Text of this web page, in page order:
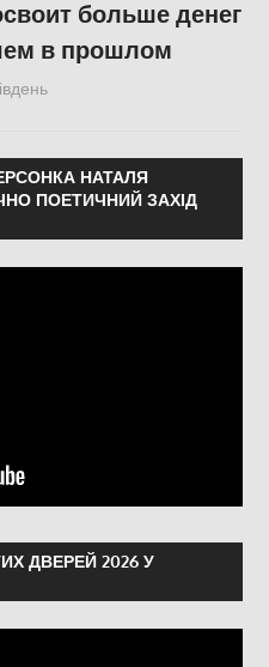
больше денег
в прошлом
НАТАЛЯ
ПОЕТИЧНИЙ ЗАХІД
ДВЕРЕЙ 2026 У